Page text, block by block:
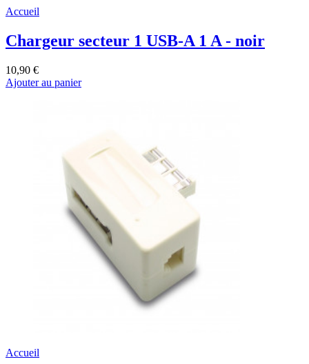
Accueil
Chargeur secteur 1 USB-A 1 A - noir
10,90 €
Ajouter au panier
Accueil